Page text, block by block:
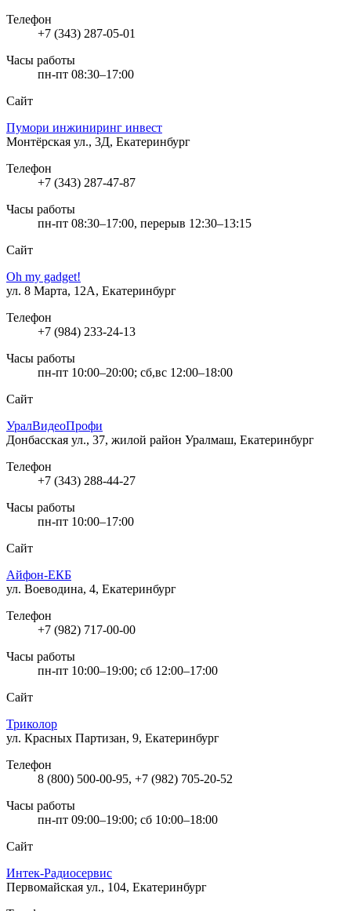
Телефон
+7 (343) 287-05-01
Часы работы
пн-пт 08:30–17:00
Сайт
Пумори инжиниринг инвест
Монтёрская ул., 3Д, Екатеринбург
Телефон
+7 (343) 287-47-87
Часы работы
пн-пт 08:30–17:00, перерыв 12:30–13:15
Сайт
Oh my gadget!
ул. 8 Марта, 12А, Екатеринбург
Телефон
+7 (984) 233-24-13
Часы работы
пн-пт 10:00–20:00; сб,вс 12:00–18:00
Сайт
УралВидеоПрофи
Донбасская ул., 37, жилой район Уралмаш, Екатеринбург
Телефон
+7 (343) 288-44-27
Часы работы
пн-пт 10:00–17:00
Сайт
Айфон-ЕКБ
ул. Воеводина, 4, Екатеринбург
Телефон
+7 (982) 717-00-00
Часы работы
пн-пт 10:00–19:00; сб 12:00–17:00
Сайт
Триколор
ул. Красных Партизан, 9, Екатеринбург
Телефон
8 (800) 500-00-95, +7 (982) 705-20-52
Часы работы
пн-пт 09:00–19:00; сб 10:00–18:00
Сайт
Интек-Радиосервис
Первомайская ул., 104, Екатеринбург